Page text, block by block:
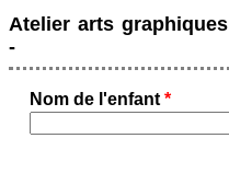
Atelier arts
-
Nom de l'enfant *